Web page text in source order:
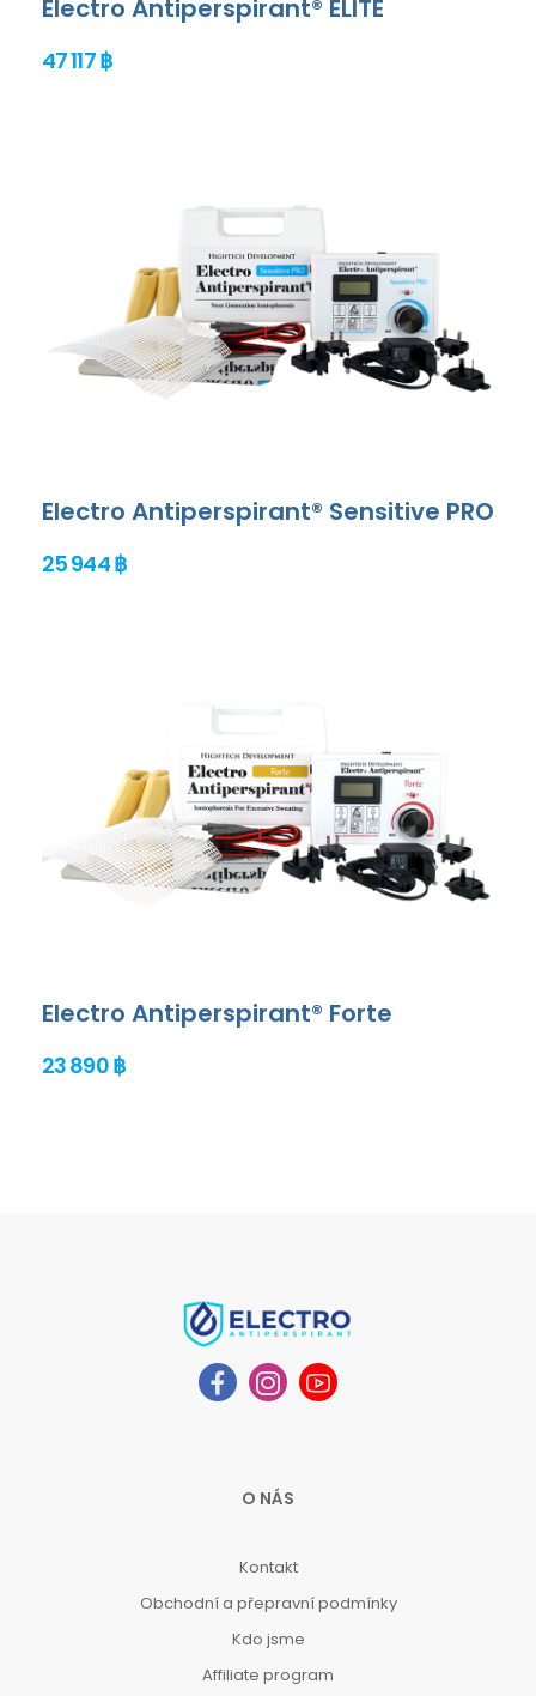
Electro Antiperspirant® ELITE
47 117 ฿
Electro Antiperspirant® Sensitive PRO
25 944 ฿
Electro Antiperspirant® Forte
23 890 ฿
O NÁS
Kontakt
Obchodní a přepravní podmínky
Kdo jsme
Affiliate program